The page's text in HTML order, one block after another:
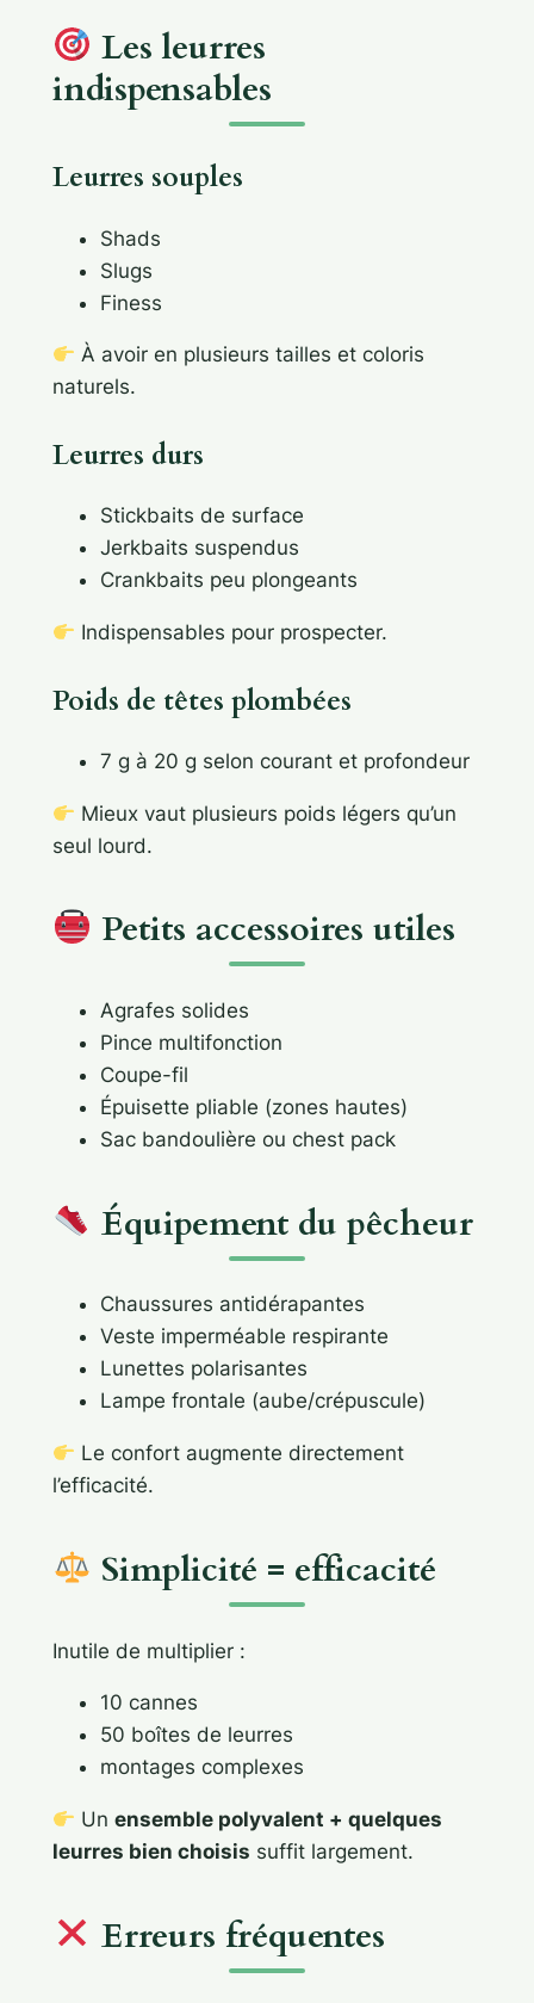
Les leurres
indispensables
Leurres souples
Shads
Slugs
Finess
À avoir en plusieurs tailles et coloris
naturels.
Leurres durs
Stickbaits de surface
Jerkbaits suspendus
Crankbaits peu plongeants
Indispensables pour prospecter.
Poids de têtes plombées
7 g à 20 g selon courant et profondeur
Mieux vaut plusieurs poids légers qu’un
seul lourd.
Petits accessoires utiles
Agrafes solides
Pince multifonction
Coupe-fil
Épuisette pliable (zones hautes)
Sac bandoulière ou chest pack
Équipement du pêcheur
Chaussures antidérapantes
Veste imperméable respirante
Lunettes polarisantes
Lampe frontale (aube/crépuscule)
Le confort augmente directement
l’efficacité.
Simplicité = efficacité
Inutile de multiplier :
10 cannes
50 boîtes de leurres
montages complexes
Un ensemble polyvalent + quelques
leurres bien choisis suffit largement.
Erreurs fréquentes